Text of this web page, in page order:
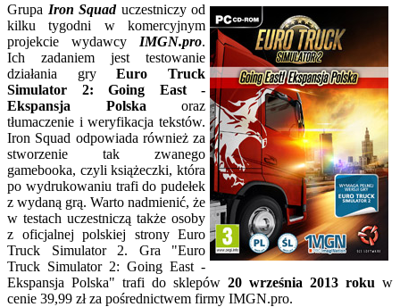
Grupa Iron Squaduczestniczy od
kilku tygodni w komercyjnym
projekcie wydawcy IMGN.pro.
Ich zadaniem jest testowanie
działania gryEuro Truck
Simulator 2: Going East -
Ekspansja Polska oraz
tłumaczenie i weryfikacja tekstów.
Iron Squad odpowiada również za
stworzenie tak zwanego
gamebooka, czyli książeczki, która
po wydrukowaniu trafi do pudełek
z wydaną grą. Warto nadmienić, że
w testach uczestniczą także osoby
z oficjalnej polskiej strony Euro
Truck Simulator 2. Gra "Euro
Truck Simulator 2: Going East -
Ekspansja Polska" trafi do sklepów 20 września 2013 roku w
cenie 39,99 zł za pośrednictwem firmy IMGN.pro.